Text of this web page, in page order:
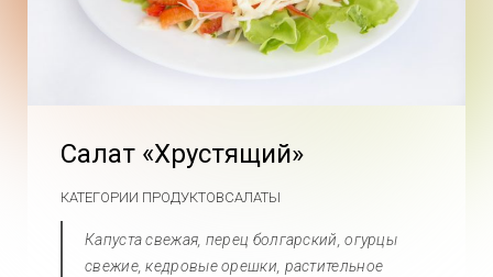
Салат «Хрустящий»
КАТЕГОРИИ ПРОДУКТОВСАЛАТЫ
Капуста свежая, перец болгарский, огурцы
свежие, кедровые орешки, растительное